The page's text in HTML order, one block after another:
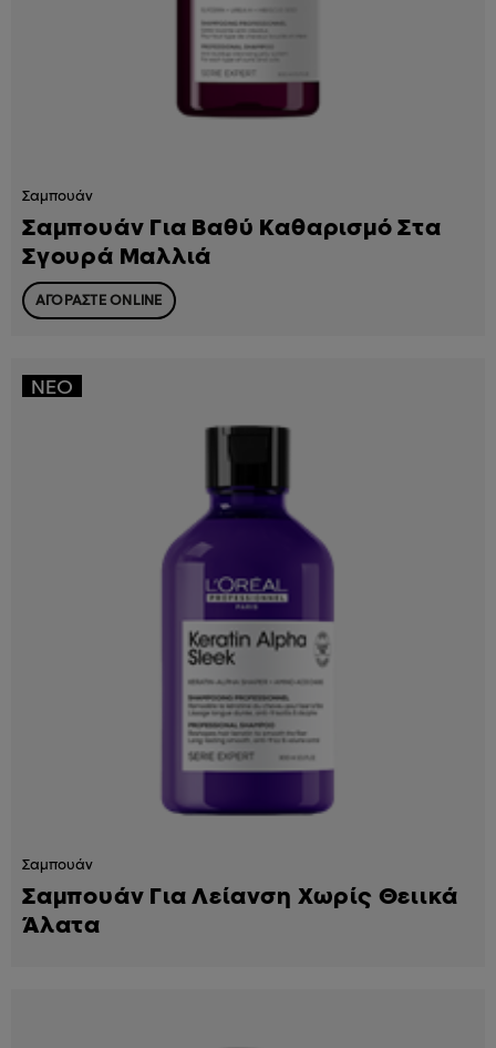
Σαμπουάν
Σαμπουάν Για Βαθύ Καθαρισμό Στα
Σγουρά Μαλλιά
ΑΓΟΡΑΣΤΕ ONLINE
ΝΈΟ
Σαμπουάν
Σαμπουάν Για Λείανση Χωρίς Θειικά
Άλατα